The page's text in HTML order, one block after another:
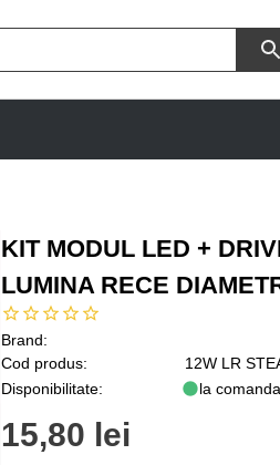
KIT MODUL LED +
LUMINA RECE
Brand:
Cod produs:
12W LR
Disponibilitate:
la comanda
15,80 lei